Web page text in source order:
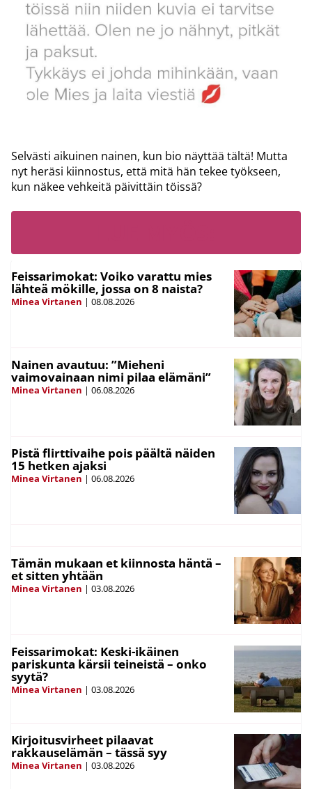
Selvästi aikuinen nainen, kun bio näyttää tältä! Mutta
nyt heräsi kiinnostus, että mitä hän tekee työkseen,
kun näkee vehkeitä päivittäin töissä?
Feissarimokat: Voiko varattu mies
lähteä mökille, jossa on 8 naista?
Minea Virtanen | 08.08.2026
Nainen avautuu: ”Mieheni
vaimovainaan nimi pilaa elämäni”
Minea Virtanen | 06.08.2026
Pistä flirttivaihe pois päältä näiden
15 hetken ajaksi
Minea Virtanen | 06.08.2026
Tämän mukaan et kiinnosta häntä –
et sitten yhtään
Minea Virtanen | 03.08.2026
Feissarimokat: Keski-ikäinen
pariskunta kärsii teineistä – onko
syytä?
Minea Virtanen | 03.08.2026
Kirjoitusvirheet pilaavat
rakkauselämän – tässä syy
Minea Virtanen | 03.08.2026